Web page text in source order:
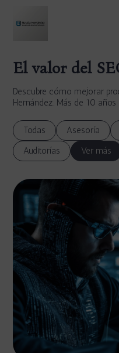
El valor del
Descubre cómo mejorar
Hernández. Más de 10
Todas Asesoría
Auditorías
Ver más